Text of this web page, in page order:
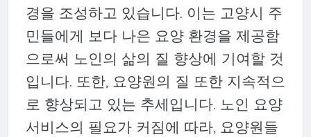
경을 조성하고 있습니다. 이는 고양시 주
민들에게 보다 나은 요양 환경을 제공함
으로써 노인의 삶의 질 향상에 기여할 것
입니다. 또한, 요양원의 질 또한 지속적으
로 향상되고 있는 추세입니다. 노인 요양
서비스의 필요가 커짐에 따라, 요양원들